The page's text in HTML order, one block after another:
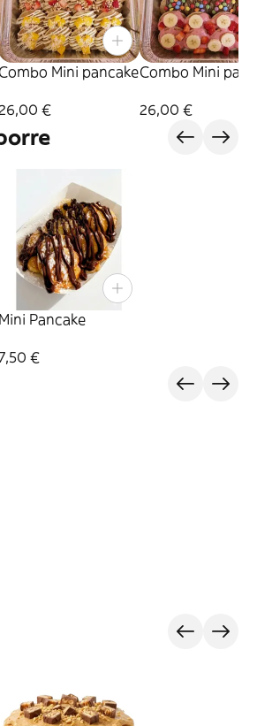
Mini pancake
€
Combo Mini pancake
26,00 €
Mini Pancake
€